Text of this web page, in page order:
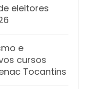
eleitores
e
cursos
Tocantins